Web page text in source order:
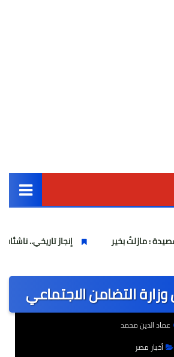
أخبار مصر
عالمى
الرياضة
إنجاز تاريخي.. ناشئات كرة اليد
التضامن الاجتماعي
عماد الدين محمد
أخبار مصر